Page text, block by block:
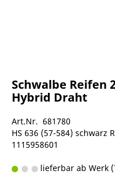
Schwalbe Reifen
Hybrid Draht
Art.Nr. 681780
HS 636 (57-584) schwarz
1115958601
lieferbar ab Werk